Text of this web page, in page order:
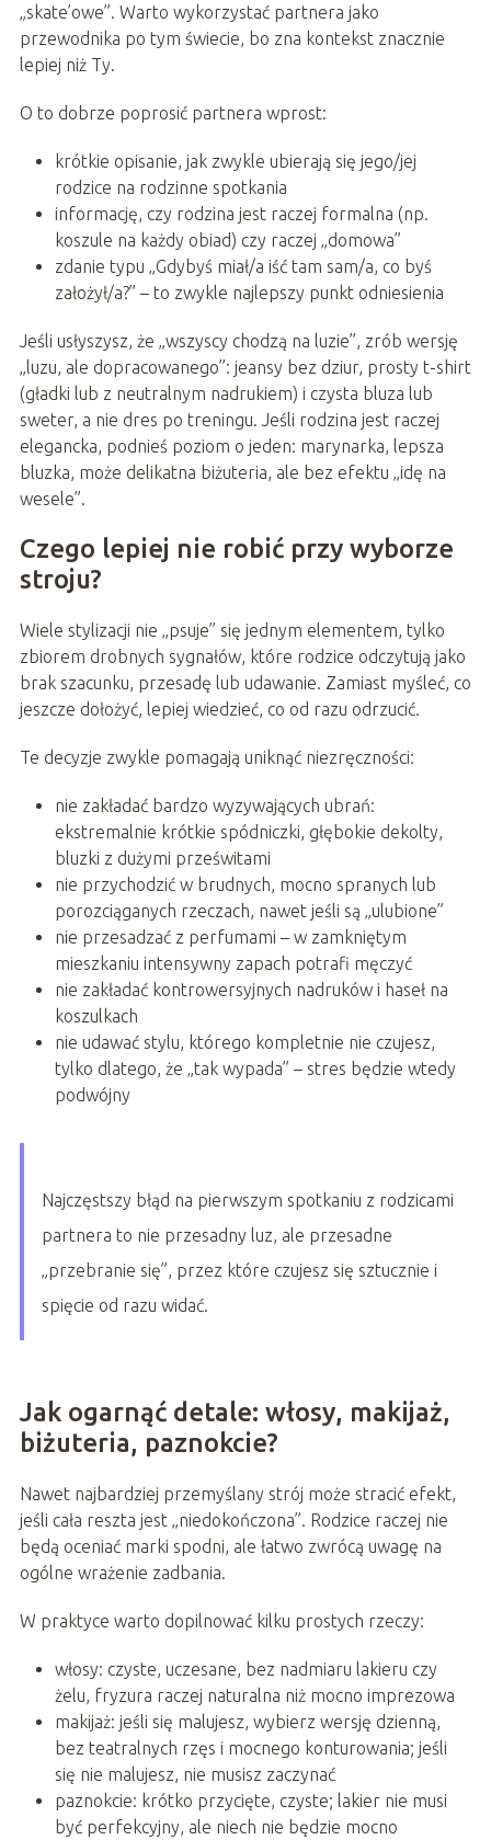
„skate’owe”. Warto wykorzystać partnera jako
przewodnika po tym świecie, bo zna kontekst znacznie
lepiej niż Ty.
O to dobrze poprosić partnera wprost:
krótkie opisanie, jak zwykle ubierają się jego/jej
rodzice na rodzinne spotkania
informację, czy rodzina jest raczej formalna (np.
koszule na każdy obiad) czy raczej „domowa”
zdanie typu „Gdybyś miał/a iść tam sam/a, co byś
założył/a?” – to zwykle najlepszy punkt odniesienia
Jeśli usłyszysz, że „wszyscy chodzą na luzie”, zrób wersję
„luzu, ale dopracowanego”: jeansy bez dziur, prosty t-shirt
(gładki lub z neutralnym nadrukiem) i czysta bluza lub
sweter, a nie dres po treningu. Jeśli rodzina jest raczej
elegancka, podnieś poziom o jeden: marynarka, lepsza
bluzka, może delikatna biżuteria, ale bez efektu „idę na
wesele”.
Czego lepiej nie robić przy wyborze
stroju?
Wiele stylizacji nie „psuje” się jednym elementem, tylko
zbiorem drobnych sygnałów, które rodzice odczytują jako
brak szacunku, przesadę lub udawanie. Zamiast myśleć, co
jeszcze dołożyć, lepiej wiedzieć, co od razu odrzucić.
Te decyzje zwykle pomagają uniknąć niezręczności:
nie zakładać bardzo wyzywających ubrań:
ekstremalnie krótkie spódniczki, głębokie dekolty,
bluzki z dużymi prześwitami
nie przychodzić w brudnych, mocno spranych lub
porozciąganych rzeczach, nawet jeśli są „ulubione”
nie przesadzać z perfumami – w zamkniętym
mieszkaniu intensywny zapach potrafi męczyć
nie zakładać kontrowersyjnych nadruków i haseł na
koszulkach
nie udawać stylu, którego kompletnie nie czujesz,
tylko dlatego, że „tak wypada” – stres będzie wtedy
podwójny
Najczęstszy błąd na pierwszym spotkaniu z rodzicami
partnera to nie przesadny luz, ale przesadne
„przebranie się”, przez które czujesz się sztucznie i
spięcie od razu widać.
Jak ogarnąć detale: włosy, makijaż,
biżuteria, paznokcie?
Nawet najbardziej przemyślany strój może stracić efekt,
jeśli cała reszta jest „niedokończona”. Rodzice raczej nie
będą oceniać marki spodni, ale łatwo zwrócą uwagę na
ogólne wrażenie zadbania.
W praktyce warto dopilnować kilku prostych rzeczy:
włosy: czyste, uczesane, bez nadmiaru lakieru czy
żelu, fryzura raczej naturalna niż mocno imprezowa
makijaż: jeśli się malujesz, wybierz wersję dzienną,
bez teatralnych rzęs i mocnego konturowania; jeśli
się nie malujesz, nie musisz zaczynać
paznokcie: krótko przycięte, czyste; lakier nie musi
być perfekcyjny, ale niech nie będzie mocno